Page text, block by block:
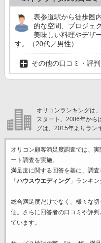
表参道駅から徒歩圏
的な空間、プロジェ
美味しい料理やデザ
す。（20代／男性）
その他の口コミ・評判
オリコンランキングは
スタート。2006年から
グは、2015年よりラン
オリコン顧客満足度調査では、
ート調査を実施。
満足度に関する回答を基に、調査
「 ハウスウエディング」ランキン
総合満足度だけでなく、様々な切
価。さらに回答者の口コミや評
ています。